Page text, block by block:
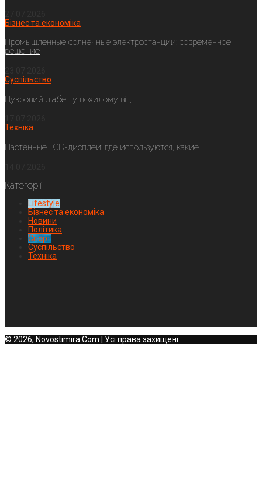
Бізнес та економіка
Промышленные солнечные электростанции: современное
решение
Суспільство
Цукровий діабет у похилому віці:
Техніка
Настенные LCD-дисплеи: где используются, какие
Категорії
Lifestyle
Бізнес та економіка
Новини
Політика
Спорт
Суспільство
Техніка
© 2026, Novostimira.Com | Усі права захищені